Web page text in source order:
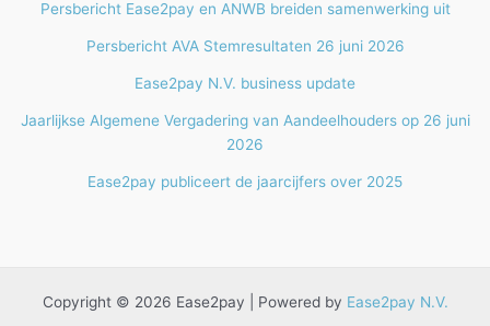
Persbericht Ease2pay en ANWB breiden samenwerking uit
Persbericht AVA Stemresultaten 26 juni 2026
Ease2pay N.V. business update
Jaarlijkse Algemene Vergadering van Aandeelhouders op 26 juni
2026
Ease2pay publiceert de jaarcijfers over 2025
Copyright © 2026 Ease2pay | Powered by Ease2pay N.V.